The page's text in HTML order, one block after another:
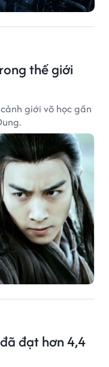
thế giới
giới võ học gần
đạt hơn 4,4